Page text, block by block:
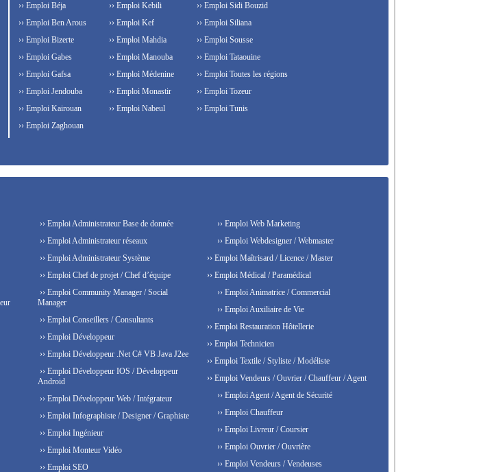
›› Emploi Béja
›› Emploi Ben Arous
›› Emploi Bizerte
›› Emploi Gabes
›› Emploi Gafsa
›› Emploi Jendouba
›› Emploi Kairouan
›› Emploi Kebili
›› Emploi Kef
›› Emploi Mahdia
›› Emploi Manouba
›› Emploi Médenine
›› Emploi Monastir
›› Emploi Nabeul
›› Emploi Sidi Bouzid
›› Emploi Siliana
›› Emploi Sousse
›› Emploi Tataouine
›› Emploi Toutes les régions
›› Emploi Tozeur
›› Emploi Tunis
›› Emploi Zaghouan
›› Emploi Administrateur Base de donnée
›› Emploi Administrateur réseaux
›› Emploi Administrateur Système
›› Emploi Chef de projet / Chef d’équipe
›› Emploi Community Manager / Social
Manager
›› Emploi Conseillers / Consultants
›› Emploi Développeur
›› Emploi Développeur .Net C# VB Java J2ee
›› Emploi Développeur IOS / Développeur
Android
›› Emploi Développeur Web / Intégrateur
›› Emploi Infographiste / Designer / Graphiste
›› Emploi Ingénieur
›› Emploi Monteur Vidéo
›› Emploi SEO
›› Emploi Web Marketing
›› Emploi Webdesigner / Webmaster
›› Emploi Maîtrisard / Licence / Master
›› Emploi Médical / Paramédical
›› Emploi Animatrice / Commercial
›› Emploi Auxiliaire de Vie
›› Emploi Restauration Hôtellerie
›› Emploi Technicien
›› Emploi Textile / Styliste / Modéliste
›› Emploi Vendeurs / Ouvrier / Chauffeur / Agent
›› Emploi Agent / Agent de Sécurité
›› Emploi Chauffeur
›› Emploi Livreur / Coursier
›› Emploi Ouvrier / Ouvrière
›› Emploi Vendeurs / Vendeuses